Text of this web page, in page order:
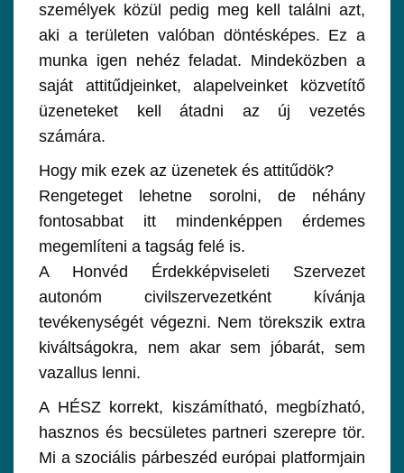
személyek közül pedig meg kell találni azt,
aki a területen valóban döntésképes. Ez a
munka igen nehéz feladat. Mindeközben a
saját attitűdjeinket, alapelveinket közvetítő
üzeneteket kell átadni az új vezetés
számára.
Hogy mik ezek az üzenetek és attitűdök?
Rengeteget lehetne sorolni, de néhány
fontosabbat itt mindenképpen érdemes
megemlíteni a tagság felé is.
A Honvéd Érdekképviseleti Szervezet
autonóm civilszervezetként kívánja
tevékenységét végezni. Nem törekszik extra
kiváltságokra, nem akar sem jóbarát, sem
vazallus lenni.
A HÉSZ korrekt, kiszámítható, megbízható,
hasznos és becsületes partneri szerepre tör.
Mi a szociális párbeszéd európai platformjain